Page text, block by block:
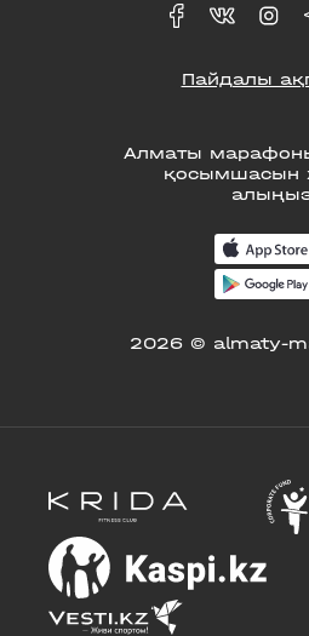
Алматы
қосымшасын
2026 © almaty-
Пайдалы